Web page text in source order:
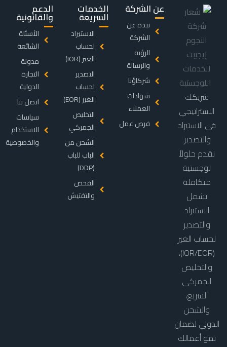
شريكك
الاستراتيجي
في الاستيراد
والتصدير.
نقدم حلولاً
لوجستية
متكاملة
تشمل
الاستيراد
والتصدير
لحساب الغير
(IOR/EOR)،
والتخليص
الجمركي
السريع،
والشحن
الدولي لضمان
نمو أعمالك
عن الشركة
نبذة عن
الشركة
الرؤية
والرسالة
شركاؤنا
شهادات
العملاء
فرص عمل
الخدمات
السريعة
الاستيراد
لحساب
الغير (IOR)
التصدير
لحساب
الغير (EOR)
التخليص
الجمركي
الشحن من
الباب للباب
(DDP)
الفحص
والتفتيش
الدعم
والقانونية
الأسئلة
الشائعة
مدونة
التجارة
الدولية
اتصل بنا
سياسات
الاستخدام
والخصوصية